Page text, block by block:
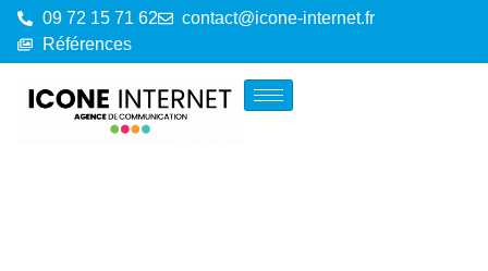
09 72 15 71 62
contact@icone-internet.fr
Références